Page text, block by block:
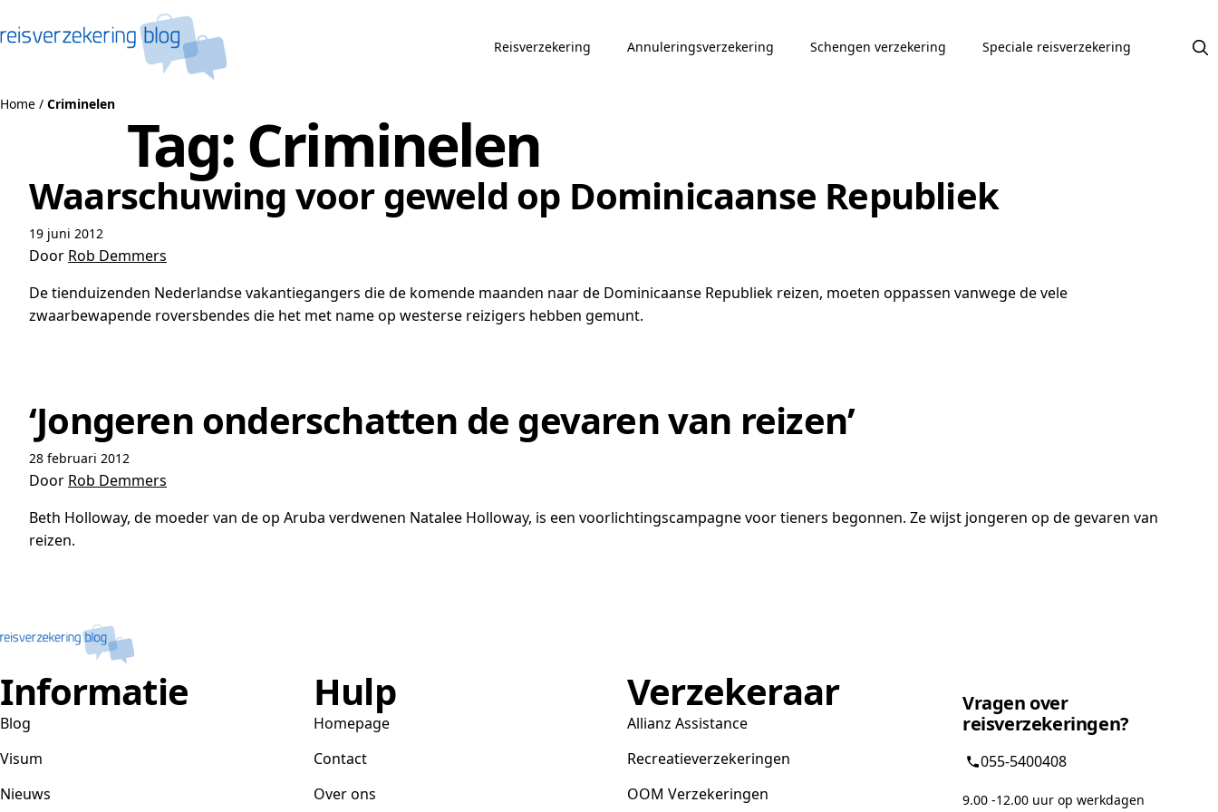
Reisverzekering Annuleringsverzekering Schengen verzekering Speciale reisverzekering
Home / Criminelen
Tag:Criminelen
Waarschuwing voor geweld op Dominicaanse Republiek
19 juni 2012
Door Rob Demmers
De tienduizenden Nederlandse vakantiegangers die de komende maanden naar de Dominicaanse Republiek reizen, moeten oppassen vanwege de vele
zwaarbewapende roversbendes die het met name op westerse reizigers hebben gemunt.
‘Jongeren onderschatten de gevaren van reizen’
28 februari 2012
Door Rob Demmers
Beth Holloway, de moeder van de op Aruba verdwenen Natalee Holloway, is een voorlichtingscampagne voor tieners begonnen. Ze wijst jongeren op de gevaren van
reizen.
Informatie
Blog
Visum
Nieuws
Hulp
Homepage
Contact
Over ons
Verzekeraar
Allianz Assistance
Recreatieverzekeringen
OOM Verzekeringen
Vragen over
reisverzekeringen?
055-5400408
9.00 -12.00 uur op werkdagen